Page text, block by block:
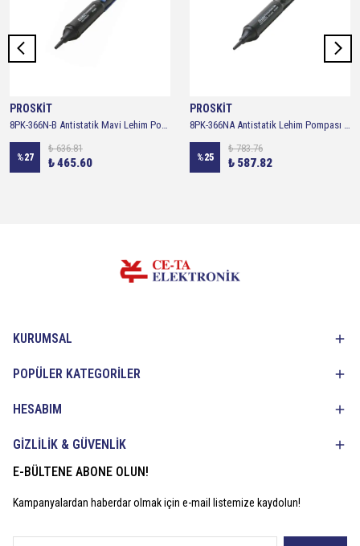
PROSKİT
8PK-366N-B Antistatik Mavi Lehim Pompası Antistatik Lehim Pompası 205mm
%27
₺ 636.81
₺ 465.60
PROSKİT
8PK-366NA Antistatik Lehim Pompası 205mm
%25
₺ 783.76
₺ 587.82
KURUMSAL
POPÜLER KATEGORİLER
HESABIM
GİZLİLİK & GÜVENLİK
E-BÜLTENE ABONE OLUN!
Kampanyalardan haberdar olmak için e-mail listemize kaydolun!